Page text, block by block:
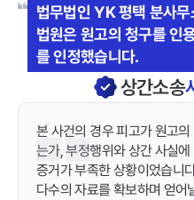
법무법인 YK 평택 분사
법원은 원고의 청구를
를 인정했습니다.
상간소송
본 사건의 경우 피고가 원고
는가, 부정행위와 상간 사실
증거가 부족한 상황이었습니
다수의 자료를 확보하며 얻어